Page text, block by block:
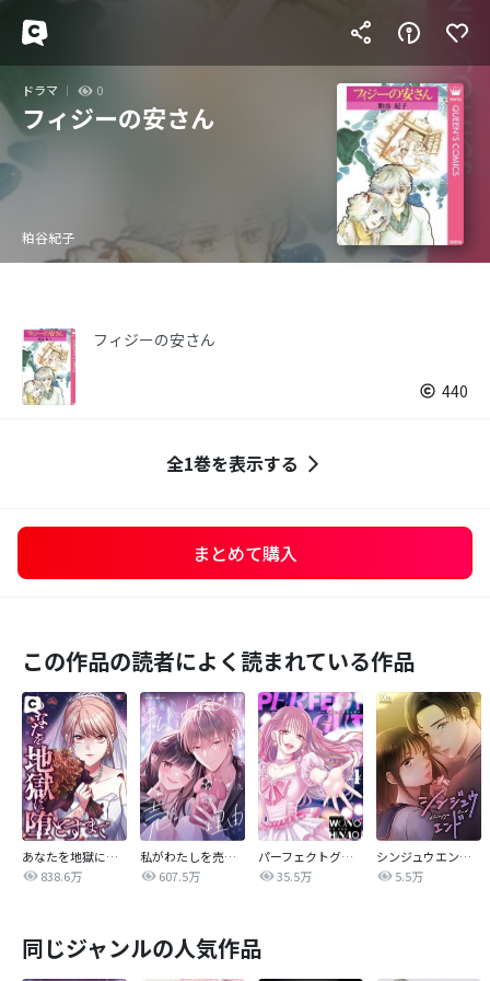
ドラマ 0
フィジーの安さん
粕谷紀子
フィジーの安さん
440
全1巻を表示する
まとめて購入
この作品の読者によく読まれている作品
あなたを地獄に堕とすまで
838.6万
私がわたしを売る理由
607.5万
パーフェクトグリッター
35.5万
シンジュウエンド【タテヨミ】
5.5万
同じジャンルの人気作品